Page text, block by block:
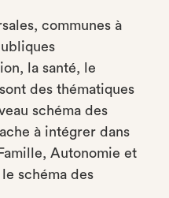
communes à
la santé, le
des thématiques
schéma des
à intégrer dans
Autonomie et
schéma des